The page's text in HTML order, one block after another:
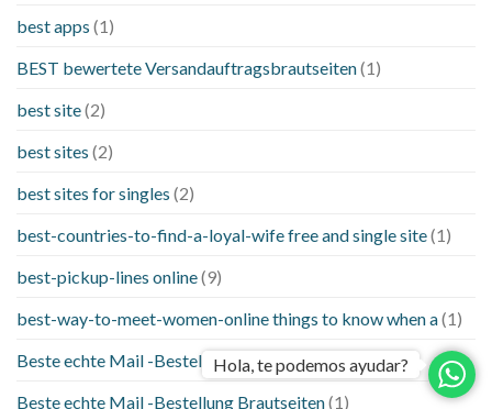
best apps (1)
BEST bewertete Versandauftragsbrautseiten(1)
best site(2)
best sites (2)
best sites for singles (2)
best-countries-to-find-a-loyal-wife free and single site(1)
best-pickup-lines online(9)
best-way-to-meet-women-online things to know when a(1)
Beste echte Mail -Bestellung Brautseite(1)
Beste echte Mail -Bestellung Brautseiten(1)
Hola, te podemos ayudar?